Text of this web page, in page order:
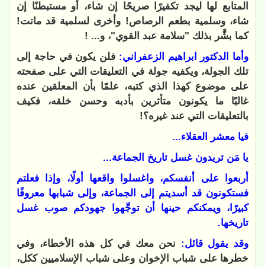
المتابع لها ليجد تكفيرًا صريحًا إن شاء، أو مستبطنًا إن
شاء، وسلمية بطعم الرصاص! وأخرى لسلمية قد ماتت!
كما بشَّر بذلك "سلامة عبد القوي"، و... !
وأما الدكتور ابراهيم الزعفراني: فلن يكون في حاجة إلى
تلك الجولة، ويكفيه جولة في التعليقات التي على صفحته
على موضوع كهذا الذي كتبه، علمًا بأن المعلقين عنده
غالبًا ما يكونون متأثرين بأدبه وحسن خلقه، فكيف
بالتعليقات التي عند غيره؟!
فيا معشر العقلاء...
يا مَن تريدون غسل تاريخ الجماعة...
أربعوا على أنفسكم، واغسلوا واقعها أولًا، وإذا فعلتم
فستكونون قد أسديتم إلى الجماعة، وإلى شبابها معروفًا
كبيرًا، ويمكنكم حينها أن توجِّهوا جهودكم صوب غسل
تاريخها.
وقد يقول قائل: نحن معك في كل هذه الأخطاء، وفي
خطرها على شباب الإخوان وعلى شباب الإسلاميين ككل،